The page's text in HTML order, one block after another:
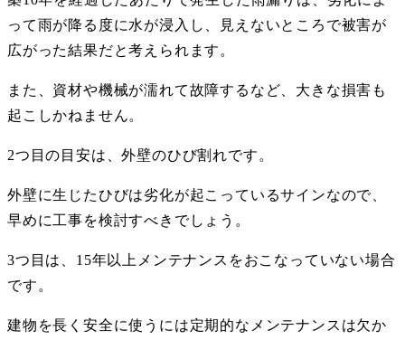
って雨が降る度に水が浸入し、見えないところで被害が
広がった結果だと考えられます。
また、資材や機械が濡れて故障するなど、大きな損害も
起こしかねません。
2つ目の目安は、外壁のひび割れです。
外壁に生じたひびは劣化が起こっているサインなので、
早めに工事を検討すべきでしょう。
3つ目は、 15年以上メンテナンスをおこなっていない場合
です。
建物を長く安全に使うには定期的なメンテナンスは欠か